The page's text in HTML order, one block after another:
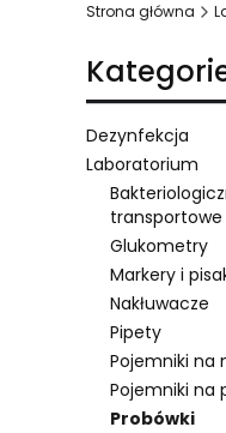
Strona główna
Dezynfekcja
Laboratorium
transportowe
Glukometry
Markery i
Nakłuwacze
Pipety
Pojemniki na
Pojemniki na
Probówki